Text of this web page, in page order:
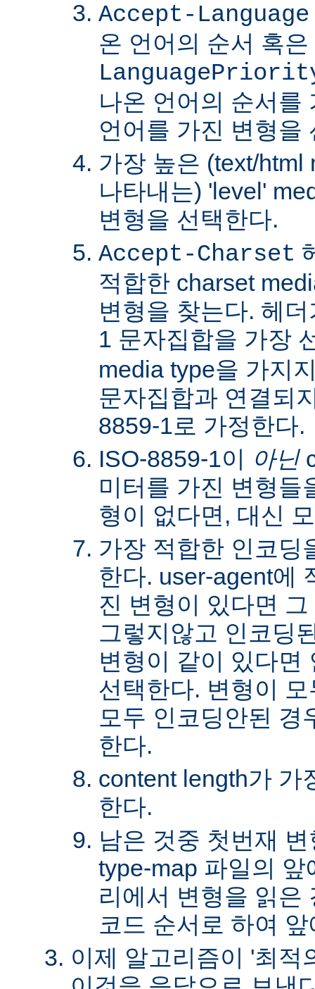
Accept-Language
온 언어의 순서 혹은
나온 언어의 순서를
언어를 가진 변형을
가장 높은 (text/html
나타내는) 'level'
변형을 선택한다.
Accept-Charset
적합한 charset
변형을 찾는다. 헤
1 문자집합을 가장
media type을 가지
문자집합과 연결되
8859-1로 가정한다.
ISO-8859-1이 아닌
미터를 가진 변형들
형이 없다면, 대신
가장 적합한 인코딩
한다. user-agent에
진 변형이 있다면
그렇지않고 인코딩
변형이 같이 있다면
선택한다. 변형이
모두 인코딩안된 경
한다.
content length가 가
한다.
남은 것중 첫번재
type-map 파일의
리에서 변형을 읽은
코드 순서로 하여
이제 알고리즘이 '최적